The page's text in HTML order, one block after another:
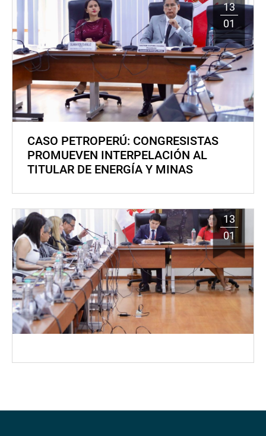
13
01
CASO PETROPERÚ: CONGRESISTAS
PROMUEVEN INTERPELACIÓN AL
TITULAR DE ENERGÍA Y MINAS
13
01